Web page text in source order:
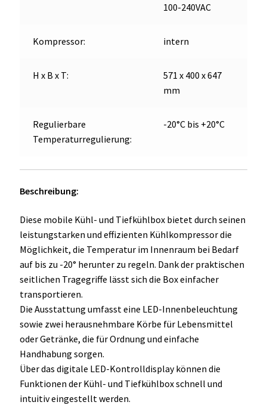
100-240VAC
Kompressor: intern
H x B x T:
571 x 400 x 647
mm
Regulierbare
Temperaturregulierung:
-20°C bis +20°C
Beschreibung:
Diese mobile Kühl- und Tiefkühlbox bietet durch seinen
leistungstarken und effizienten Kühlkompressor die
Möglichkeit, die Temperatur im Innenraum bei Bedarf
auf bis zu -20° herunter zu regeln. Dank der praktischen
seitlichen Tragegriffe lässt sich die Box einfacher
transportieren.
Die Ausstattung umfasst eine LED-Innenbeleuchtung
sowie zwei herausnehmbare Körbe für Lebensmittel
oder Getränke, die für Ordnung und einfache
Handhabung sorgen.
Über das digitale LED-Kontrolldisplay können die
Funktionen der Kühl- und Tiefkühlbox schnell und
intuitiv eingestellt werden.